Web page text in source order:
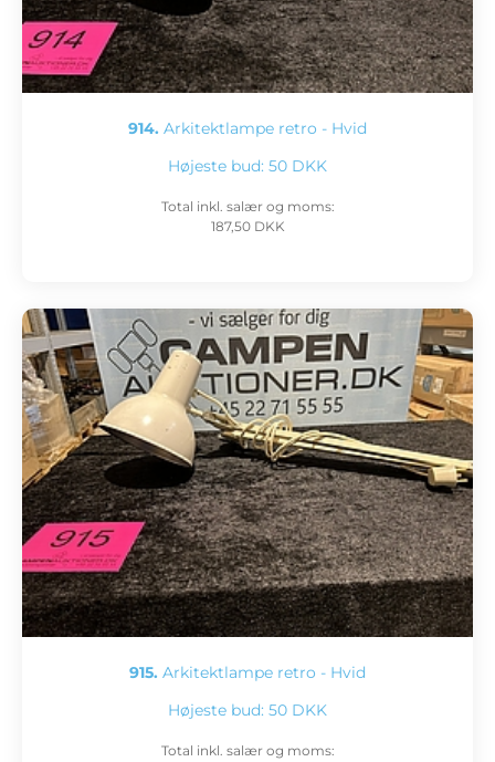
914. Arkitektlampe retro - Hvid
Højeste bud: 50 DKK
Total inkl. salær og moms:
187,50 DKK
915. Arkitektlampe retro - Hvid
Højeste bud: 50 DKK
Total inkl. salær og moms: